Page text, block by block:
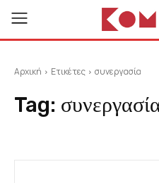
Αρχική Ετικέτες συνεργασία
Tag: